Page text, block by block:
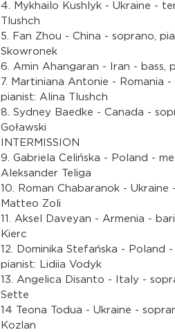
4. Mykhailo Kushlyk - Ukraine -
Tlushch
5. Fan Zhou - China - soprano,
Skowronek
6. Amin Ahangaran - Iran - bass,
7. Martiniana Antonie - Romania
pianist: Alina Tlushch
8. Sydney Baedke - Canada -
Goławski
INTERMISSION
9. Gabriela Celińska - Poland -
Aleksander Teliga
10. Roman Chabaranok - Ukraine
Matteo Zoli
11. Aksel Daveyan - Armenia -
Kierc
12. Dominika Stefańska - Poland
pianist: Lidiia Vodyk
13. Angelica Disanto - Italy -
Sette
14 Teona Todua - Ukraine -
Kozlan